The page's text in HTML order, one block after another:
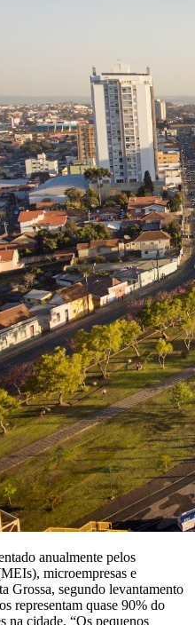
anualmente pelos
microempresas e
Grossa, segundo levantamento
representam quase 90% do
na cidade. “Os pequenos